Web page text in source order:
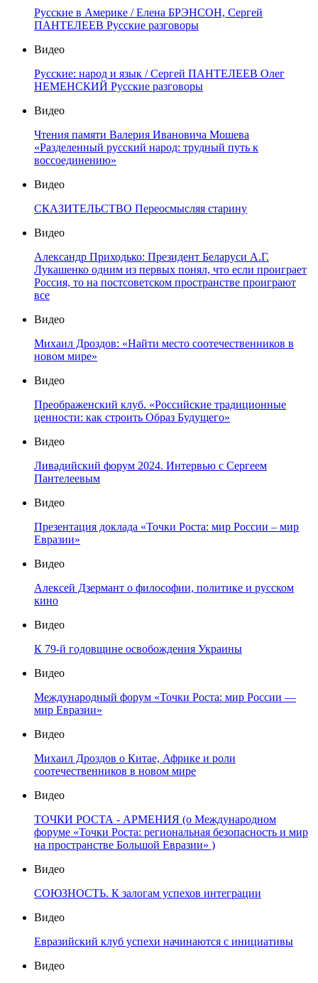
Русские в Америке / Елена БРЭНСОН, Сергей
ПАНТЕЛЕЕВ Русские разговоры
Видео
Русские: народ и язык / Сергей ПАНТЕЛЕЕВ Олег
НЕМЕНСКИЙ Русские разговоры
Видео
Чтения памяти Валерия Ивановича Мошева
«Разделенный русский народ: трудный путь к
воссоединению»
Видео
СКАЗИТЕЛЬСТВО Переосмысляя старину
Видео
Александр Приходько: Президент Беларуси А.Г.
Лукашенко одним из первых понял, что если проиграет
Россия, то на постсоветском пространстве проиграют
все
Видео
Михаил Дроздов: «Найти место соотечественников в
новом мире»
Видео
Преображенский клуб. «Российские традиционные
ценности: как строить Образ Будущего»
Видео
Ливадийский форум 2024. Интервью с Сергеем
Пантелеевым
Видео
Презентация доклада «Точки Роста: мир России – мир
Евразии»
Видео
Алексей Дзермант о философии, политике и русском
кино
Видео
К 79-й годовщине освобождения Украины
Видео
Международный форум «Точки Роста: мир России —
мир Евразии»
Видео
Михаил Дроздов о Китае, Африке и роли
соотечественников в новом мире
Видео
ТОЧКИ РОСТА - АРМЕНИЯ (о Международном
форуме «Точки Роста: региональная безопасность и мир
на пространстве Большой Евразии» )
Видео
СОЮЗНОСТЬ. К залогам успехов интеграции
Видео
Евразийский клуб успехи начинаются с инициативы
Видео